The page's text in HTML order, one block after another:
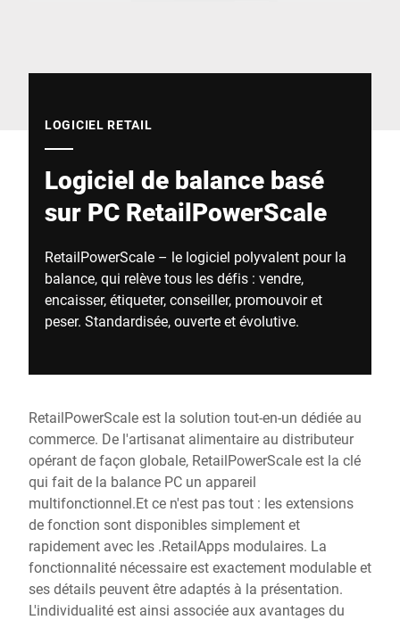
LOGICIEL RETAIL
Logiciel de balance basé
sur PC RetailPowerScale
RetailPowerScale – le logiciel polyvalent pour la
balance, qui relève tous les défis : vendre,
encaisser, étiqueter, conseiller, promouvoir et
peser. Standardisée, ouverte et évolutive.
RetailPowerScale est la solution tout-en-un dédiée au
commerce. De l'artisanat alimentaire au distributeur
opérant de façon globale, RetailPowerScale est la clé
qui fait de la balance PC un appareil
multifonctionnel.Et ce n'est pas tout : les extensions
de fonction sont disponibles simplement et
rapidement avec les .RetailApps modulaires. La
fonctionnalité nécessaire est exactement modulable et
ses détails peuvent être adaptés à la présentation.
L'individualité est ainsi associée aux avantages du